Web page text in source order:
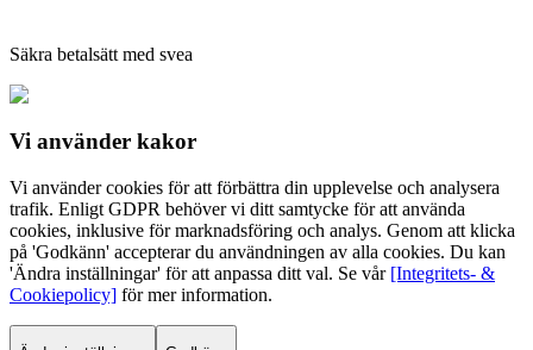
Säkra betalsätt med svea
Vi använder kakor
Vi använder cookies för att förbättra din upplevelse och analysera
trafik. Enligt GDPR behöver vi ditt samtycke för att använda
cookies, inklusive för marknadsföring och analys. Genom att klicka
på 'Godkänn' accepterar du användningen av alla cookies. Du kan
'Ändra inställningar' för att anpassa ditt val. Se vår [Integritets- &
Cookiepolicy] för mer information.